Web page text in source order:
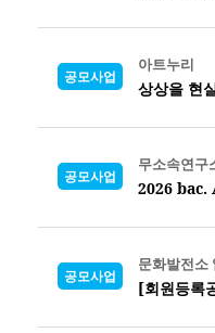
공모사업
아트누리
상상을 현
공모사업
무소속연구
2026 bac.
공모사업
문화발전소
[회원등록